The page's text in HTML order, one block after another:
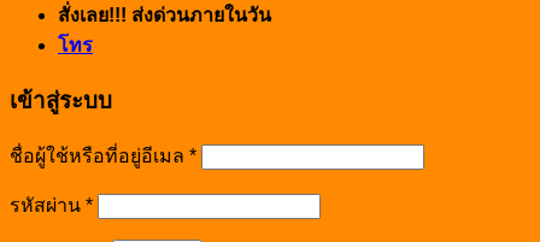
สั่งเลย!!! ส่งด่วนภายในวัน
โทร
เข้าสู่ระบบ
ชื่อผู้ใช้หรือที่อยู่อีเมล *
รหัสผ่าน *